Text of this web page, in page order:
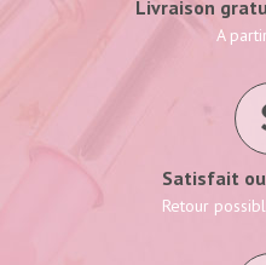
Livraison
A
Satisfait
Retour